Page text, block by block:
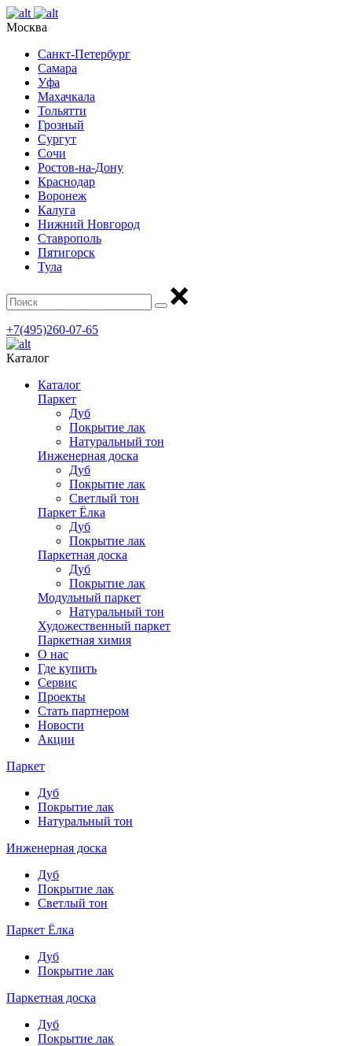
Москва
Санкт-Петербург
Самара
Уфа
Махачкала
Тольятти
Грозный
Сургут
Сочи
Ростов-на-Дону
Краснодар
Воронеж
Калуга
Нижний Новгород
Ставрополь
Пятигорск
Тула
+7(495)260-07-65
Каталог
Каталог
Паркет
Дуб
Покрытие лак
Натуральный тон
Инженерная доска
Дуб
Покрытие лак
Светлый тон
Паркет Ёлка
Дуб
Покрытие лак
Паркетная доска
Дуб
Покрытие лак
Модульный паркет
Натуральный тон
Художественный паркет
Паркетная химия
О нас
Где купить
Сервис
Проекты
Стать партнером
Новости
Акции
Паркет
Дуб
Покрытие лак
Натуральный тон
Инженерная доска
Дуб
Покрытие лак
Светлый тон
Паркет Ёлка
Дуб
Покрытие лак
Паркетная доска
Дуб
Покрытие лак